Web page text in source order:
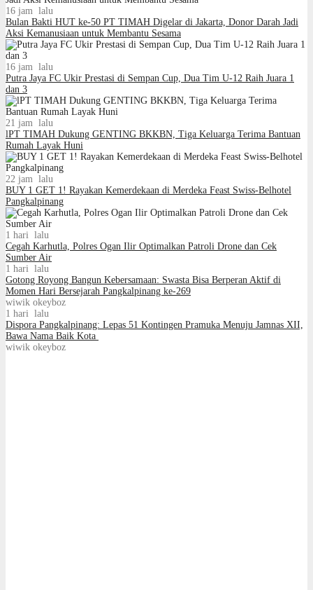
16 jam lalu
Bulan Bakti HUT ke-50 PT TIMAH Digelar di Jakarta, Donor Darah Jadi
Aksi Kemanusiaan untuk Membantu Sesama
16 jam lalu
Putra Jaya FC Ukir Prestasi di Sempan Cup, Dua Tim U-12 Raih Juara 1
dan 3
21 jam lalu
lPT TIMAH Dukung GENTING BKKBN, Tiga Keluarga Terima Bantuan
Rumah Layak Huni
22 jam lalu
BUY 1 GET 1! Rayakan Kemerdekaan di Merdeka Feast Swiss-Belhotel
Pangkalpinang
1 hari lalu
Cegah Karhutla, Polres Ogan Ilir Optimalkan Patroli Drone dan Cek
Sumber Air
1 hari lalu
Gotong Royong Bangun Kebersamaan: Swasta Bisa Berperan Aktif di
Momen Hari Bersejarah Pangkalpinang ke-269
wiwik okeyboz
1 hari lalu
Dispora Pangkalpinang: Lepas 51 Kontingen Pramuka Menuju Jamnas XII,
Bawa Nama Baik Kota
wiwik okeyboz